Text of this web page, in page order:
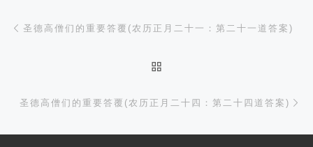
文章导航
圣德高僧们的重要答覆(农历正月二十一：第二十一道答案)
圣德高僧们的重要答覆(农历正月二十四：第二十四道答案)